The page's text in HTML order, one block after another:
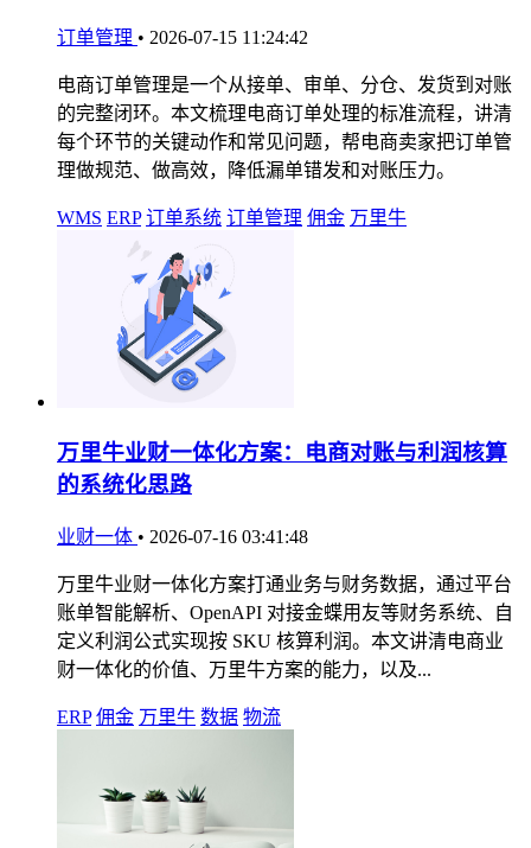
订单管理 • 2026-07-15 11:24:42
电商订单管理是一个从接单、审单、分仓、发货到对账
的完整闭环。本文梳理电商订单处理的标准流程，讲清
每个环节的关键动作和常见问题，帮电商卖家把订单管
理做规范、做高效，降低漏单错发和对账压力。
WMS ERP 订单系统 订单管理 佣金 万里牛
万里牛业财一体化方案：电商对账与利润核算
的系统化思路
业财一体 • 2026-07-16 03:41:48
万里牛业财一体化方案打通业务与财务数据，通过平台
账单智能解析、OpenAPI 对接金蝶用友等财务系统、自
定义利润公式实现按 SKU 核算利润。本文讲清电商业
财一体化的价值、万里牛方案的能力，以及...
ERP 佣金 万里牛 数据 物流